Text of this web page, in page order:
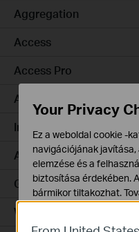
Aggregation
Access
Access Pro
Access Plus
Industrial
Access Max
GPON
Wired Gateways
Your Privacy
Ez a weboldal cookie -
navigációjának
elemzése és a
biztosítása érdekében.
bármikor tiltakozhat.